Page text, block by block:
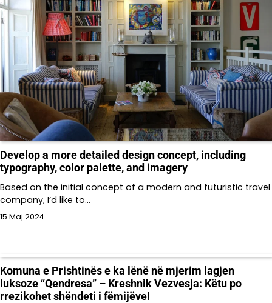
Develop a more detailed design concept, including
typography, color palette, and imagery
Based on the initial concept of a modern and futuristic travel
company, I’d like to…
15 Maj 2024
Komuna e Prishtinës e ka lënë në mjerim lagjen
luksoze “Qendresa” – Kreshnik Vezvesja: Këtu po
rrezikohet shëndeti i fëmijëve!